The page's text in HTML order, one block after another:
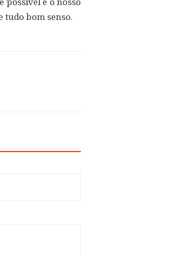
possível é o nosso
tudo bom senso.